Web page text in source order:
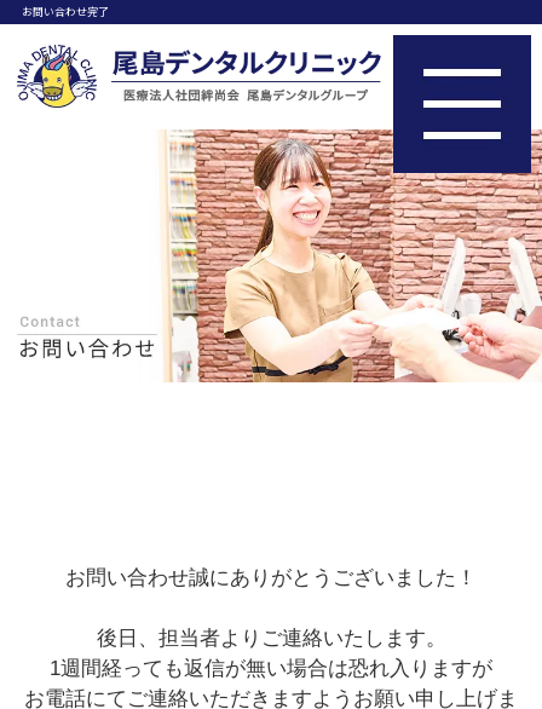
お問い合わせ完了
お問い合わせ誠にありがとうございました！
後日、担当者よりご連絡いたします。
1週間経っても返信が無い場合は恐れ入りますが
お電話にてご連絡いただきますようお願い申し上げま